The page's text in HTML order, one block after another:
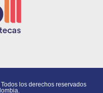
los derechos reservados